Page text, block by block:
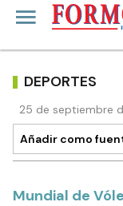
DEPORTES
25 de septiembre
Añadir como
Mundial de